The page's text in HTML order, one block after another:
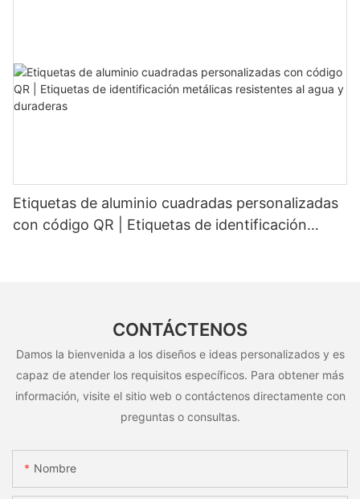
Etiquetas de aluminio cuadradas personalizadas
con código QR | Etiquetas de identificación
CONTÁCTENOS
Damos la bienvenida a los diseños e ideas personalizados y es
capaz de atender los requisitos específicos. Para obtener más
información, visite el sitio web o contáctenos directamente con
preguntas o consultas.
Nombre